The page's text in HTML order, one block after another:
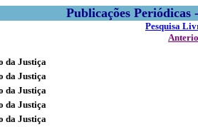
Publicações
Pesquisa
da Justiça
da Justiça
da Justiça
da Justiça
da Justiça